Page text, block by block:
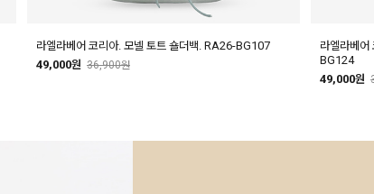
라엘라베어 코리아. 모넬 토트 숄더백. RA26-BG107
49,000원 36,900원
라엘라베
BG124
49,000원